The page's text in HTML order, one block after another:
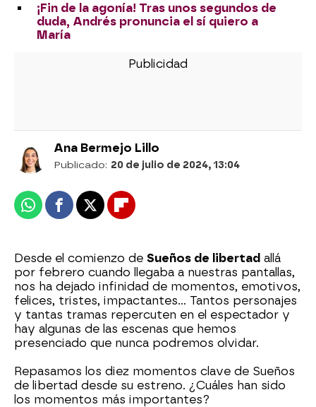
¡Fin de la agonía! Tras unos segundos de
duda, Andrés pronuncia el sí quiero a
María
Ana Bermejo Lillo
Publicado: 20 de julio de 2024, 13:04
WhatsappFacebook
X Flipboard
Desde el comienzo de Sueños de libertad allá
por febrero cuando llegaba a nuestras pantallas,
nos ha dejado infinidad de momentos, emotivos,
felices, tristes, impactantes... Tantos personajes
y tantas tramas repercuten en el espectador y
hay algunas de las escenas que hemos
presenciado que nunca podremos olvidar.
Repasamos los diez momentos clave de Sueños
de libertad desde su estreno. ¿Cuáles han sido
los momentos más importantes?